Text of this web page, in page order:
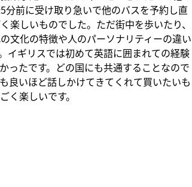
前に受け取り急いで他のバスを予約し直
楽しいものでした。ただ街中を歩いたり、
文化の特徴や人のパーソナリティーの違い
イギリスでは初めて英語に囲まれての経験
ったです。どの国にも共通することなので
良いほど話しかけてきてくれて買いたいも
く楽しいです。